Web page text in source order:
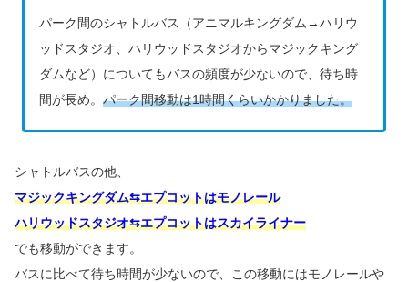
パーク間のシャトルバス（アニマルキングダム→ハリウ
ッドスタジオ、ハリウッドスタジオからマジックキング
ダムなど）についてもバスの頻度が少ないので、待ち時
間が長め。パーク間移動は1時間くらいかかりました。
シャトルバスの他、
マジックキングダム⇆エプコットはモノレール
ハリウッドスタジオ⇆エプコットはスカイライナー
でも移動ができます。
バスに比べて待ち時間が少ないので、この移動にはモノレールや